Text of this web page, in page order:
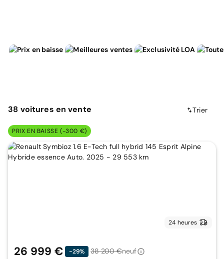
38 voitures en vente Trier
PRIX EN BAISSE (-300 €)
24 heures
26 999 € -29% 38 200 €neuf